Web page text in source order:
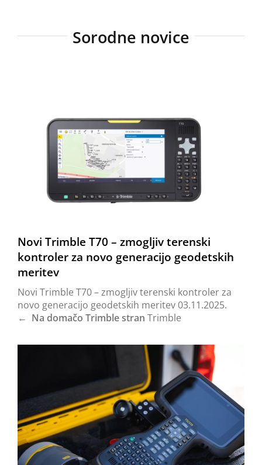
Sorodne novice
Novi Trimble T70 – zmogljiv terenski
kontroler za novo generacijo geodetskih
meritev
Novi Trimble T70 – zmogljiv terenski kontroler za
novo generacijo geodetskih meritev 03.11.2025.
← Na domačo Trimble stran Trimble